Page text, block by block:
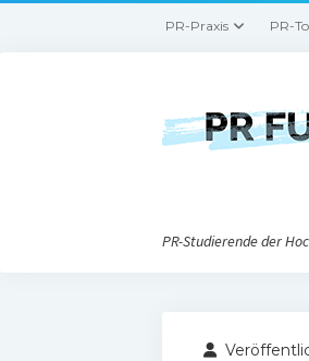
PR-Praxis PR-
PR-Studierende der